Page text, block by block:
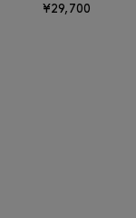
¥29,700